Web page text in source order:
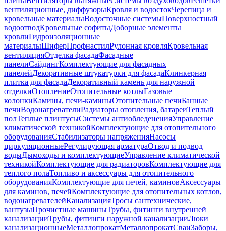
вентиляционные, диффузорыКровля и водостокЧерепица и
кровельные материалыВодосточные системыПоверхностный
водоотводКровельные софитыДоборные элементы
кровлиГидроизоляционные
материалыШиферПрофнастилРулонная кровляКровельная
вентиляцияОтделка фасадаФасадные
панелиСайдингКомплектующие для фасадных
панелейДекоративные штукатурки для фасадаКлинкерная
плитка для фасадаДекоративный камень для наружной
отделкиОтоплениеОтопительные котлыГазовые
колонкиКамины, печи-каминыОтопительные печиБанные
печиВодонагревателиРадиаторы отопления, батареиТеплый
полТеплые плинтусыСистемы антиобледененияУправление
климатической техникойКомплектующие для отопительного
оборудованияСтабилизаторы напряженияНасосы
циркуляционныеРегулирующая арматураОтвод и подвод
водыДымоходы и комплектующиеУправление климатической
техникойКомплектующие для радиаторовКомплектующие для
теплого полаТопливо и аксессуары для отопительного
оборудованияКомплектующие для печей, каминовАксессуары
для каминов, печейКомплектующие для отопительных котлов,
водонагревателейКанализацияТросы сантехнические,
вантузыПрочистные машиныТрубы, фитинги внутренней
канализацииТрубы, фитинги наружной канализацииЛюки
канализационныеМеталлопрокатМеталлопрокатСваиЗаборы,